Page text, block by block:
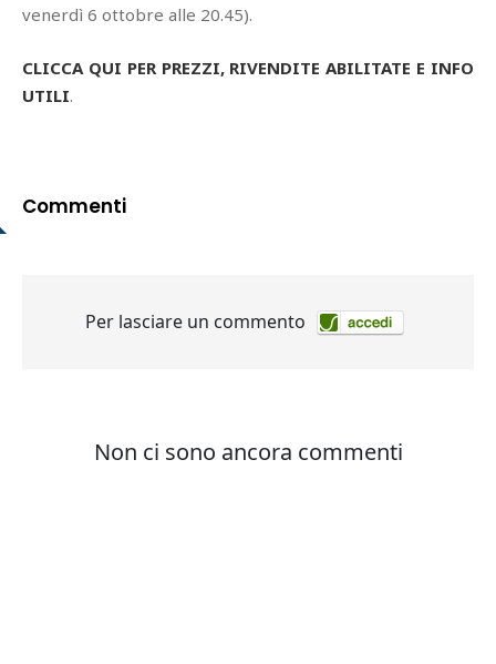
venerdì 6 ottobre alle 20.45).
CLICCA QUI PER PREZZI, RIVENDITE ABILITATE E INFO
UTILI.
Commenti